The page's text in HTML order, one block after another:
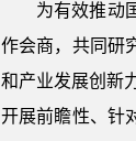
为有效推动
作会商，共同研
和产业发展创新
开展前瞻性、针